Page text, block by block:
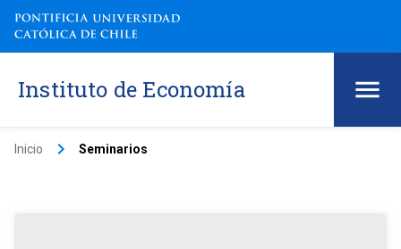
Instituto de Economía
Inicio keyboard_arrow_right Seminarios